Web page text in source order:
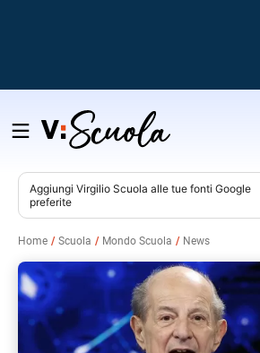
Salta
contenuto
Aggiungi Virgilio Scuola alle tue fonti Google
preferite
Home Scuola Mondo Scuola News